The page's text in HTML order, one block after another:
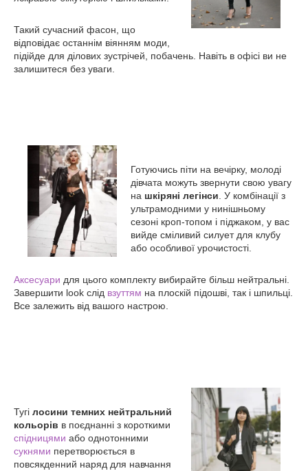
Такий сучасний фасон, що
відповідає останнім віянням моди,
підійде для ділових зустрічей, побачень. Навіть в офісі ви не
залишитеся без уваги.
Готуючись піти на вечірку, молоді
дівчата можуть звернути свою увагу
на шкіряні легінси . У комбінації з
ультрамодними у нинішньому
сезоні кроп-топом і піджаком, у вас
вийде сміливий силует для клубу
або особливої урочистості.
Аксесуари для цього комплекту вибирайте більш нейтральні.
Завершити look слід взуттям на плоскій підошві, так і шпильці.
Все залежить від вашого настрою.
Тугі лосини темних нейтральний
кольорів в поєднанні з короткими
спідницями або однотонними
сукнями перетворюється в
повсякденний наряд для навчання